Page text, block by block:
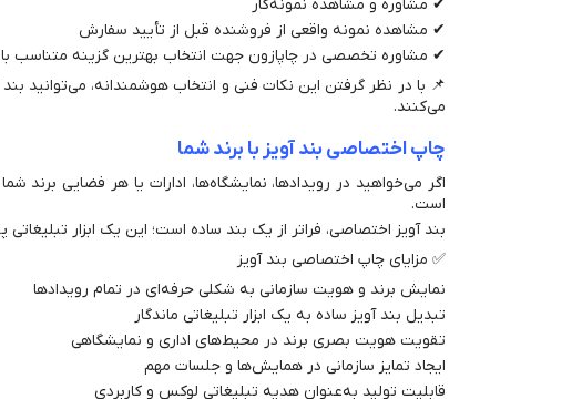
✔ مشاوره و مشاهده نمونه‌کار
✔ مشاهده نمونه واقعی از فروشنده قبل از تأیید سفارش
✔ مشاوره تخصصی در چاپازون جهت انتخاب بهترین گزینه متناسب با
📌 با در نظر گرفتن این نکات فنی و انتخاب هوشمندانه، می‌توانید بند
می‌کنند.
چاپ اختصاصی بند آویز با برند شما
اگر می‌خواهید در رویدادها، نمایشگاه‌ها، ادارات یا هر فضایی
است.
بند آویز اختصاصی، فراتر از یک بند ساده است؛ این یک ابزار
✅ مزایای چاپ اختصاصی بند آویز
نمایش برند و هویت سازمانی به شکلی حرفه‌ای در تمام رویدادها
تبدیل بند آویز ساده به یک ابزار تبلیغاتی ماندگار
تقویت هویت بصری برند در محیط‌های اداری و نمایشگاهی
ایجاد تمایز سازمانی در همایش‌ها و جلسات مهم
قابلیت تولید به‌عنوان هدیه تبلیغاتی لوکس و کاربردی